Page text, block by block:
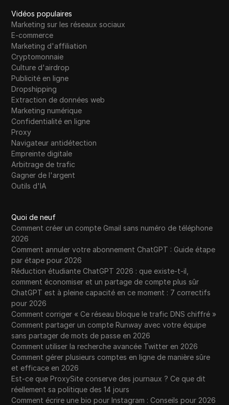
TransferWise
Tumblr
Twitch
Twitter/X
Upwork
Venmo
Vimeo
VKontakte
Marché Walmart
Wayfair
WeChat
Western Union
WhatsApp Business
Souhait
Yahoo Gemini
YouTube
YouTube Premium
Zalando
Zelle
Vidéos populaires
Marketing sur les réseaux sociaux
E-commerce
Marketing d'affiliation
Cryptomonnaie
Culture d'airdrop
Publicité en ligne
Dropshipping
Extraction de données web
Marketing numérique
Confidentialité en ligne
Proxy
Navigateur antidétection
Empreinte digitale
Arbitrage de trafic
Gagner de l'argent
Outils d'IA
Quoi de neuf
Comment créer un compte Gmail sans numéro de téléphone
2026
Comment annuler votre abonnement ChatGPT : Guide étape
par étape pour 2026
Réduction étudiante ChatGPT 2026 : que existe-t-il,
comment économiser et un partage de compte plus sûr
ChatGPT est à pleine capacité en ce moment : 7 correctifs
pour 2026
Comment corriger « Ce réseau bloque le trafic DNS chiffré »
Comment partager un compte Runway avec votre équipe
sans partager de mots de passe en 2026
Comment utiliser la recherche avancée Twitter en 2026
Comment gérer plusieurs comptes en ligne de manière sûre
et efficace en 2026
Est-ce que ProxySite conserve des journaux ? Ce que dit
réellement sa politique des 14 jours
Comment écrire une bio pour Instagram : Conseils pour 2026